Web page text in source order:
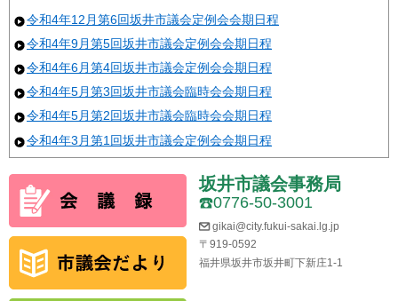
令和4年12月第6回坂井市議会定例会会期日程
令和4年9月第5回坂井市議会定例会会期日程
令和4年6月第4回坂井市議会定例会会期日程
令和4年5月第3回坂井市議会臨時会会期日程
令和4年5月第2回坂井市議会臨時会会期日程
令和4年3月第1回坂井市議会定例会会期日程
坂井市議会事務局
0776-50-3001
gikai@city.fukui-sakai.lg.jp
〒919-0592
福井県坂井市坂井町下新庄1-1